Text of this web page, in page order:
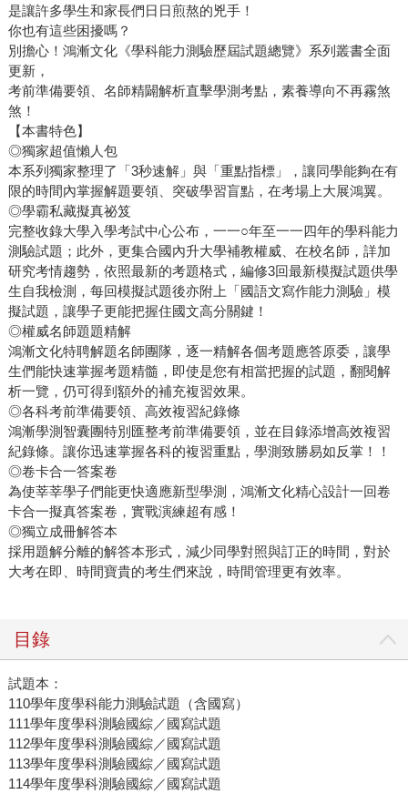
是讓許多學生和家長們日日煎熬的兇手！
你也有這些困擾嗎？
別擔心！鴻漸文化《學科能力測驗歷屆試題總覽》系列叢書全面
更新，
考前準備要領、名師精闢解析直擊學測考點，素養導向不再霧煞
煞！
【本書特色】
◎獨家超值懶人包
本系列獨家整理了「3秒速解」與「重點指標」，讓同學能夠在有
限的時間內掌握解題要領、突破學習盲點，在考場上大展鴻翼。
◎學霸私藏擬真祕笈
完整收錄大學入學考試中心公布，一一○年至一一四年的學科能力
測驗試題；此外，更集合國內升大學補教權威、在校名師，詳加
研究考情趨勢，依照最新的考題格式，編修3回最新模擬試題供學
生自我檢測，每回模擬試題後亦附上「國語文寫作能力測驗」模
擬試題，讓學子更能把握住國文高分關鍵！
◎權威名師題題精解
鴻漸文化特聘解題名師團隊，逐一精解各個考題應答原委，讓學
生們能快速掌握考題精髓，即使是您有相當把握的試題，翻閱解
析一覽，仍可得到額外的補充複習效果。
◎各科考前準備要領、高效複習紀錄條
鴻漸學測智囊團特別匯整考前準備要領，並在目錄添增高效複習
紀錄條。讓你迅速掌握各科的複習重點，學測致勝易如反掌！！
◎卷卡合一答案卷
為使莘莘學子們能更快適應新型學測，鴻漸文化精心設計一回卷
卡合一擬真答案卷，實戰演練超有感！
◎獨立成冊解答本
採用題解分離的解答本形式，減少同學對照與訂正的時間，對於
大考在即、時間寶貴的考生們來說，時間管理更有效率。
目錄
試題本：
110學年度學科能力測驗試題（含國寫）
111學年度學科測驗國綜／國寫試題
112學年度學科測驗國綜／國寫試題
113學年度學科測驗國綜／國寫試題
114學年度學科測驗國綜／國寫試題